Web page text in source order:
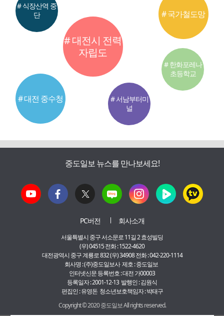
# 대전시 전력
자립도
# 대전 중수청
# 국가철도망
# 식장산역 중
단
# 서남부터미
널
# 한화포레나
초등학교
중도일보 뉴스를 만나보세요!
PC버전 회사소개
서울특별시 중구 서소문로 11길 2 효성빌딩
(우) 04515 전화 : 1522-4620
대전광역시 중구 계룡로 832 (우) 34908 전화 : 042-220-1114
회사명 : (주)중도일보사 제호 : 중도일보
인터넷신문 등록번호 : 대전 가00003
등록일자 : 2001-12-13 발행인 : 김원식
편집인 : 유영돈 청소년보호책임자 : 박태구
Copyright © 2020 중도일보 All rights reserved.